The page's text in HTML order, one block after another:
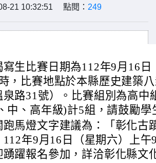
21 10:32:51 點閱： 249
寫生比賽日期為112年9月16
，比賽地點於本縣歷史建築
泉路31號）。比賽組別為高中
中、高年級)計5組，請鼓勵學
跑馬燈文字建議為：「彰化古
112年9月16日（星期六）上
踴躍報名參加，詳洽彰化縣文